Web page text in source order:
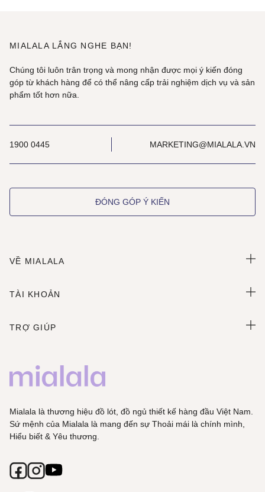
MIALALA LẮNG NGHE BẠN!
Chúng tôi luôn trân trọng và mong nhận được mọi ý kiến đóng
góp từ khách hàng để có thể nâng cấp trải nghiệm dịch vụ và sản
phẩm tốt hơn nữa.
1900 0445 MARKETING@MIALALA.VN
ĐÓNG GÓP Ý KIẾN
VỀ MIALALA
TÀI KHOẢN
TRỢ GIÚP
Mialala là thương hiệu đồ lót, đồ ngủ thiết kế hàng đầu Việt Nam.
Sứ mệnh của Mialala là mang đến sự Thoải mái là chính mình,
Hiểu biết & Yêu thương.